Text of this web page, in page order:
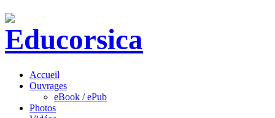
Accueil
Ouvrages
eBook / ePub
Photos